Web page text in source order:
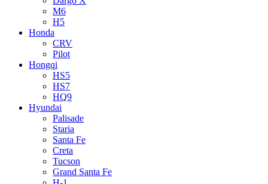
M6
H5
Honda
CRV
Pilot
Hongqi
HS5
HS7
HQ9
Hyundai
Palisade
Staria
Santa Fe
Creta
Tucson
Grand Santa Fe